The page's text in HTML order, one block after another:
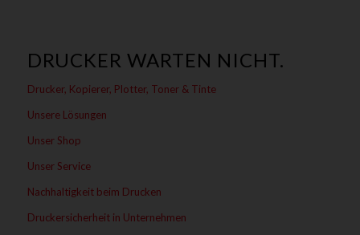
DRUCKER WARTEN NICHT.
Drucker, Kopierer, Plotter, Toner & Tinte
Unsere Lösungen
Unser Shop
Unser Service
Nachhaltigkeit beim Drucken
Druckersicherheit in Unternehmen